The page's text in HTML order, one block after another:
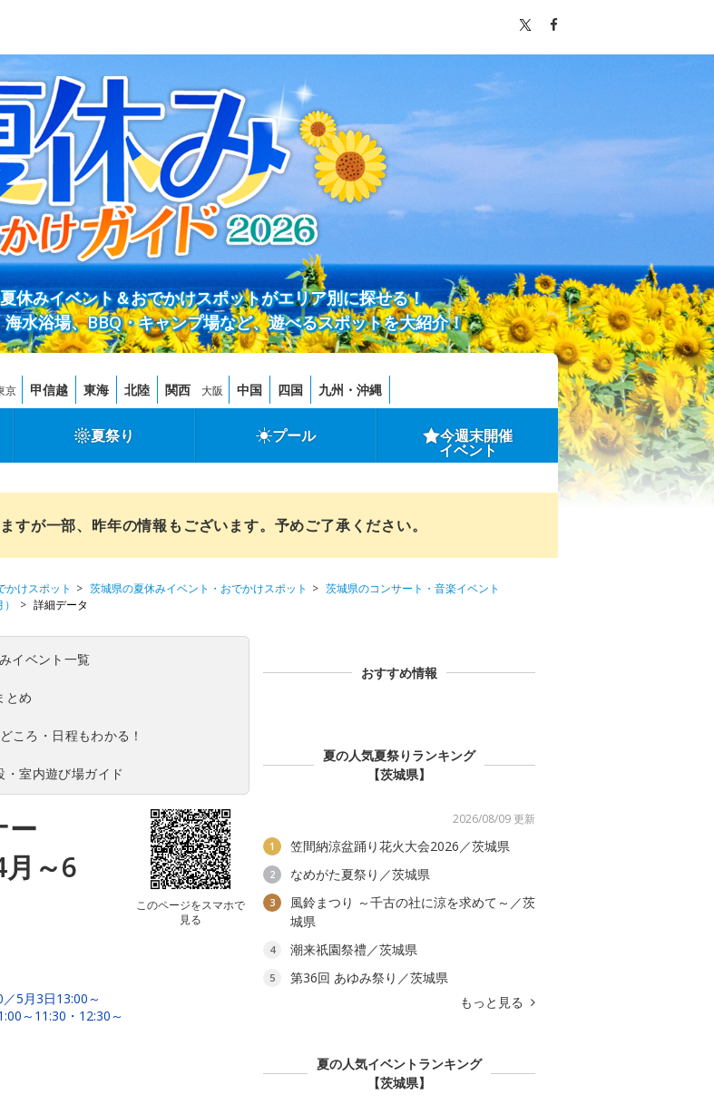
休みイベント＆おでかけスポットがエリア別に探せる！
水浴場、BBQ・キャンプ場など、遊べるスポットを大紹介！
京 甲信越 東海 北陸 関西 大阪 中国 四国 九州・沖縄
夏祭り プール 今週末開催
イベント
すが一部、昨年の情報もございます。予めご了承ください。
かけスポット 茨城県の夏休みイベント・おでかけスポット
茨城県のコンサート・音楽イベント
詳細データ
イベント一覧
とめ
ころ・日程もわかる！
室内遊び場ガイド
ー
～6
このページをスマホで
見る
5月3日13:00～
～11:30・12:30～
おすすめ情報
夏の人気夏祭りランキング
【茨城県】
2026/08/09 更新
1 笠間納涼盆踊り花火大会2026／茨城県
2 なめがた夏祭り／茨城県
3
風鈴まつり ～千古の社に涼を求めて～／茨
城県
4 潮来祇園祭禮／茨城県
5
第36回 あゆみ祭り／茨城県
もっと見る
夏の人気イベントランキング
【茨城県】